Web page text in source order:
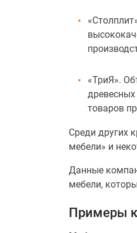
«ТриЯ».
товаров
Среди других
мебели» и
Данные
мебели,
Примеры